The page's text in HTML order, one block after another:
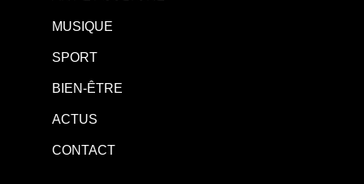
MUSIQUE
SPORT
BIEN-ÊTRE
ACTUS
CONTACT